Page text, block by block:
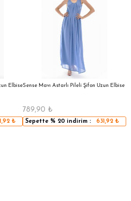
Elbise
₺
Sense Mavı Astarlı Pileli Şifon Uzun Elbise
789,90 ₺
Sepette % 20 indirim : 631,92₺